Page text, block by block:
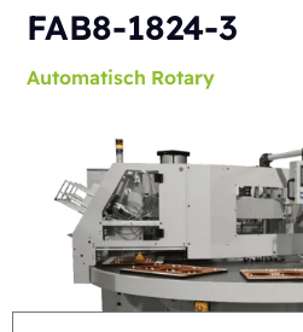
FAB8-1824-3
Automatisch Rotary